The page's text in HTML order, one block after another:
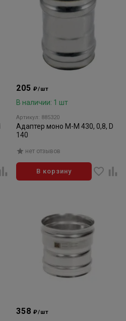
205₽/шт
В наличии: 1 шт
Артикул: 885320
Адаптер моно М-М 430, 0,8, D
140
нет отзывов
В корзину
358₽/шт